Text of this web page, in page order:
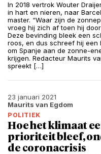
In 2018 vertrok Wouter
in hart en nieren, naar
master. “Waar zijn de
vroeg hij zich af toen hij
Deze bevinding bleek een
roos, en dus schreef hij een
om Spanje aan de zonne-
krijgen. Redacteur Maurits
spreekt […]
23 januari 2021
Maurits van Egdom
POLITIEK
Hoe het klimaat
prioriteit bleef,
de coronacrisis